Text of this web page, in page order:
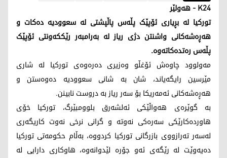
K24 - هەولێر
تورکیا لە بڕیاری ئۆپێک پڵەس پاڵپشتی لە سعوودیە دەکات و
هەڕەشەکانی واشنتن دژی ریاز لە بەرامبەر رێککەونتی ئۆپێک
پڵەس رەتدەکاتەوە.
مەولوود چاوەش ئۆغڵو وەزیری دەرەوەی تورکیا لە شاری
مێرسین رایگەیاند، شان بە شانی سعوودیە دەوەستن و
هەڕەشەکانی ئەمەریکا بۆ سەر ریاز بە دروست نابینن.
بە گوێرەی هەواڵێکی ئەلشەرق بلوومبێرگ، تورکیا خۆی
هاوردەکارێکی سەرەکی نەوتە و گرانی نرخی نەوت کاریگەری
لەسەر تەرازووی بازرگانی تورکیا کردووە، بەڵام حکومەتی تورکیا
دەیەوێت لە رێگەی ئەو جۆرە لێدوانەوە، هاوکاری دارایی لە